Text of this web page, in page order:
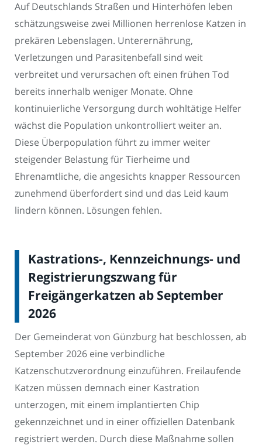
Auf Deutschlands Straßen und Hinterhöfen leben
schätzungsweise zwei Millionen herrenlose Katzen in
prekären Lebenslagen. Unterernährung,
Verletzungen und Parasitenbefall sind weit
verbreitet und verursachen oft einen frühen Tod
bereits innerhalb weniger Monate. Ohne
kontinuierliche Versorgung durch wohltätige Helfer
wächst die Population unkontrolliert weiter an.
Diese Überpopulation führt zu immer weiter
steigender Belastung für Tierheime und
Ehrenamtliche, die angesichts knapper Ressourcen
zunehmend überfordert sind und das Leid kaum
lindern können. Lösungen fehlen.
Kastrations-, Kennzeichnungs- und
Registrierungszwang für
Freigängerkatzen ab September
2026
Der Gemeinderat von Günzburg hat beschlossen, ab
September 2026 eine verbindliche
Katzenschutzverordnung einzuführen. Freilaufende
Katzen müssen demnach einer Kastration
unterzogen, mit einem implantierten Chip
gekennzeichnet und in einer offiziellen Datenbank
registriert werden. Durch diese Maßnahme sollen